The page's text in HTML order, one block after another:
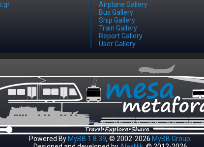
Airplane Gallery
Bus Gallery
Ship Gallery
Train Gallery
Report Gallery
User Gallery
Powered By MyBB 1.8.39, © 2002-2026 MyBB Group